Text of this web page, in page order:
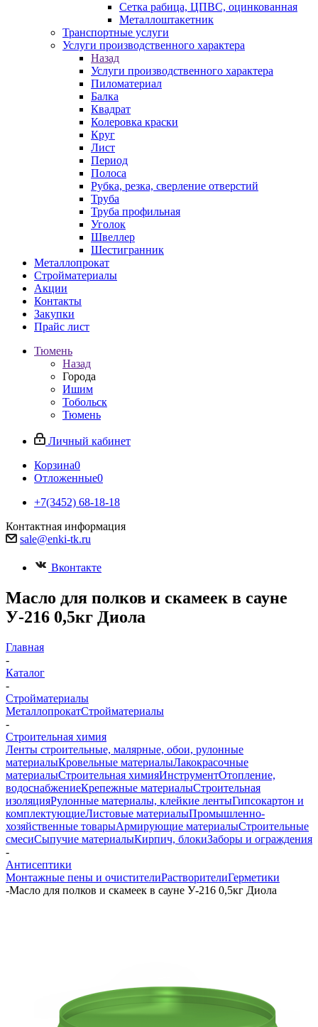
Сетка рабица, ЦПВС, оцинкованная
Металлоштакетник
Транспортные услуги
Услуги производственного характера
Назад
Услуги производственного характера
Пиломатериал
Балка
Квадрат
Колеровка краски
Круг
Лист
Период
Полоса
Рубка, резка, сверление отверстий
Труба
Труба профильная
Уголок
Швеллер
Шестигранник
Металлопрокат
Стройматериалы
Акции
Контакты
Закупки
Прайс лист
Тюмень
Назад
Города
Ишим
Тобольск
Тюмень
Личный кабинет
Корзина0
Отложенные0
+7(3452) 68-18-18
Контактная информация
sale@enki-tk.ru
Вконтакте
Масло для полков и скамеек в сауне
У-216 0,5кг Диола
Главная
-
Каталог
-
Стройматериалы
МеталлопрокатСтройматериалы
-
Строительная химия
Ленты строительные, малярные, обои, рулонные
материалыКровельные материалыЛакокрасочные
материалыСтроительная химияИнструментОтопление,
водоснабжениеКрепежные материалыСтроительная
изоляцияРулонные материалы, клейкие лентыГипсокартон и
комплектующиеЛистовые материалыПромышленно-
хозяйственные товарыАрмирующие материалыСтроительные
смесиСыпучие материалыКирпич, блокиЗаборы и ограждения
-
Антисептики
Монтажные пены и очистителиРастворителиГерметики
-Масло для полков и скамеек в сауне У-216 0,5кг Диола